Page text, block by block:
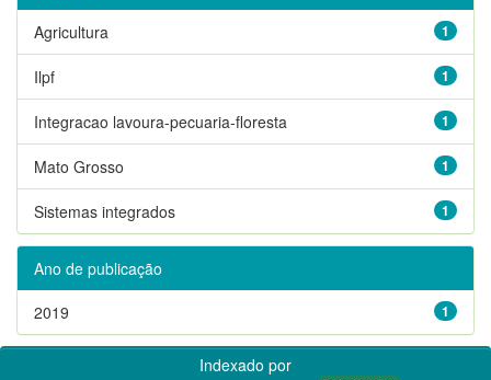
1
Agricultura
1
Ilpf
1
Integracao lavoura-pecuaria-floresta
1
Mato Grosso
1
Sistemas integrados
Ano de publicação
1
2019
Indexado por